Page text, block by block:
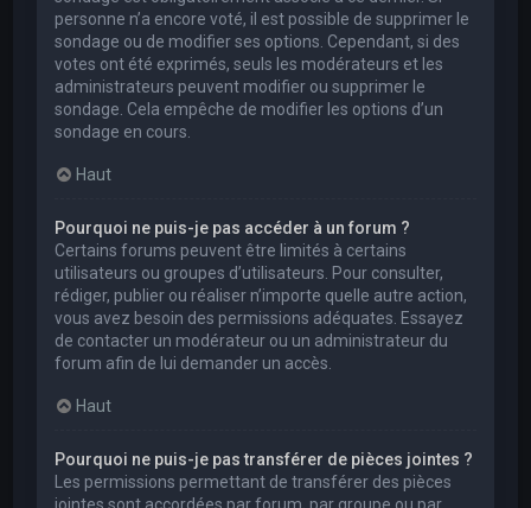
personne n’a encore voté, il est possible de supprimer le
sondage ou de modifier ses options. Cependant, si des
votes ont été exprimés, seuls les modérateurs et les
administrateurs peuvent modifier ou supprimer le
sondage. Cela empêche de modifier les options d’un
sondage en cours.
Haut
Pourquoi ne puis-je pas accéder à un forum ?
Certains forums peuvent être limités à certains
utilisateurs ou groupes d’utilisateurs. Pour consulter,
rédiger, publier ou réaliser n’importe quelle autre action,
vous avez besoin des permissions adéquates. Essayez
de contacter un modérateur ou un administrateur du
forum afin de lui demander un accès.
Haut
Pourquoi ne puis-je pas transférer de pièces jointes ?
Les permissions permettant de transférer des pièces